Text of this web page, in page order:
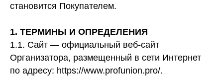
становится Покупателем.
1. ТЕРМИНЫ И ОПРЕДЕЛЕНИЯ
1.1. Сайт — официальный веб-сайт
Организатора, размещенный в сети Интернет
по адресу: https://www.profunion.pro/.